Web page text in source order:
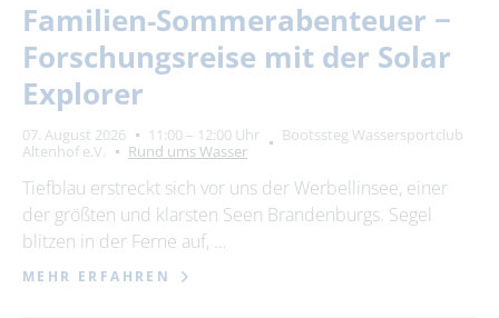
Familien-Sommerabenteuer −
Forschungsreise mit der Solar
Explorer
07. August 2026 11:00 – 12:00 Uhr
Bootssteg Wassersportclub
Altenhof e.V.
Rund ums Wasser
Tiefblau erstreckt sich vor uns der Werbellinsee, einer
der größten und klarsten Seen Brandenburgs. Segel
blitzen in der Ferne auf, …
MEHR ERFAHREN